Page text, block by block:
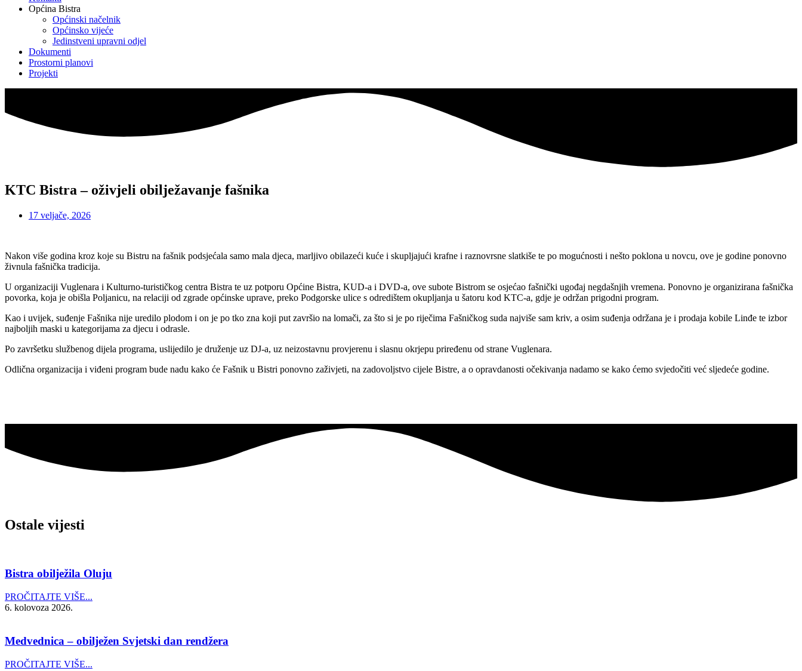
Općina Bistra
Općinski načelnik
Općinsko vijeće
Jedinstveni upravni odjel
Dokumenti
Prostorni planovi
Projekti
KTC Bistra – oživjeli obilježavanje fašnika
17 veljače, 2026
Nakon više godina kroz koje su Bistru na fašnik podsjećala samo mala djeca, marljivo obilazeći kuće i skupljajući krafne i raznovrsne slatkiše te po mogućnosti i nešto poklona u novcu, ove je godine ponovno
živnula fašnička tradicija.
U organizaciji Vuglenara i Kulturno-turističkog centra Bistra te uz potporu Općine Bistra, KUD-a i DVD-a, ove subote Bistrom se osjećao fašnički ugođaj negdašnjih vremena. Ponovno je organizirana fašnička
povorka, koja je obišla Poljanicu, na relaciji od zgrade općinske uprave, preko Podgorske ulice s odredištem okupljanja u šatoru kod KTC-a, gdje je održan prigodni program.
Kao i uvijek, suđenje Fašnika nije uredilo plodom i on je po tko zna koji put završio na lomači, za što si je po riječima Fašničkog suda najviše sam kriv, a osim suđenja održana je i prodaja kobile Linđe te izbor
najboljih maski u kategorijama za djecu i odrasle.
Po završetku službenog dijela programa, uslijedilo je druženje uz DJ-a, uz neizostavnu provjerenu i slasnu okrjepu priređenu od strane Vuglenara.
Odlična organizacija i viđeni program bude nadu kako će Fašnik u Bistri ponovno zaživjeti, na zadovoljstvo cijele Bistre, a o opravdanosti očekivanja nadamo se kako ćemo svjedočiti već sljedeće godine.
Ostale vijesti
Bistra obilježila Oluju
PROČITAJTE VIŠE...
6. kolovoza 2026.
Medvednica – obilježen Svjetski dan rendžera
PROČITAJTE VIŠE...